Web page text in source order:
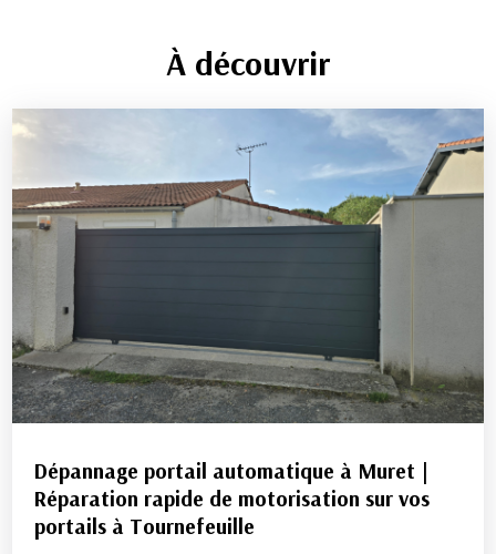
À découvrir
Dépannage portail automatique à Muret |
Réparation rapide de motorisation sur vos
portails à Tournefeuille